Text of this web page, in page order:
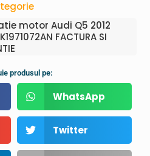
motor Audi Q5 2012
FACTURA SI
produsul pe:
WhatsApp
Twitter